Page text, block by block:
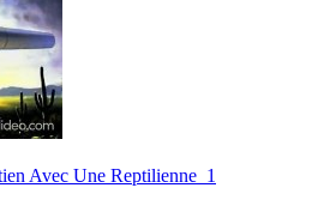
Avec Une Reptilienne_1